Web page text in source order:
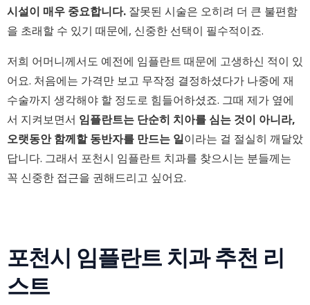
시설이 매우 중요합니다. 잘못된 시술은 오히려 더 큰 불편함
을 초래할 수 있기 때문에, 신중한 선택이 필수적이죠.
저희 어머니께서도 예전에 임플란트 때문에 고생하신 적이 있
어요. 처음에는 가격만 보고 무작정 결정하셨다가 나중에 재
수술까지 생각해야 할 정도로 힘들어하셨죠. 그때 제가 옆에
서 지켜보면서 임플란트는 단순히 치아를 심는 것이 아니라,
오랫동안 함께할 동반자를 만드는 일이라는 걸 절실히 깨달았
답니다. 그래서 포천시 임플란트 치과를 찾으시는 분들께는
꼭 신중한 접근을 권해드리고 싶어요.
포천시 임플란트 치과 추천 리
스트